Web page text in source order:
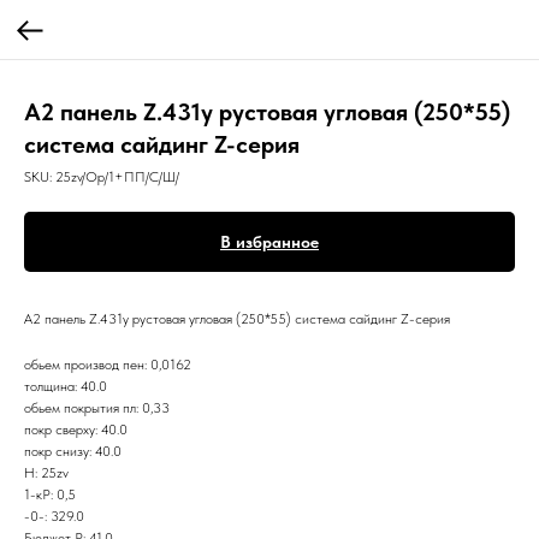
А2 панель Z.431у рустовая угловая (250*55)
система сайдинг Z-серия
SKU: 25zv/Op/1+ПП/С/Ш/
В избранное
А2 панель Z.431у рустовая угловая (250*55) система сайдинг Z-серия
обьем производ пен: 0,0162
толщина: 40.0
обьем покрытия пл: 0,33
покр сверху: 40.0
покр снизу: 40.0
Н: 25zv
1-кР: 0,5
-0-: 329.0